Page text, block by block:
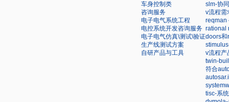
车身控制类
咨询服务
电子电气系统工程
电控系统开发咨询服务
电子电气仿真\测试\验证
生产线测试方案
自研产品与工具
slm-协
v流程需
reqman
rational
doors和
v流程产
twin-
符合
tisc-系